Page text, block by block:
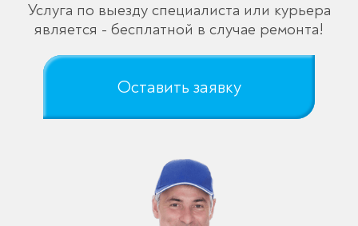
Услуга по выезду специалиста или курьера
является - бесплатной в случае ремонта!
Оставить заявку